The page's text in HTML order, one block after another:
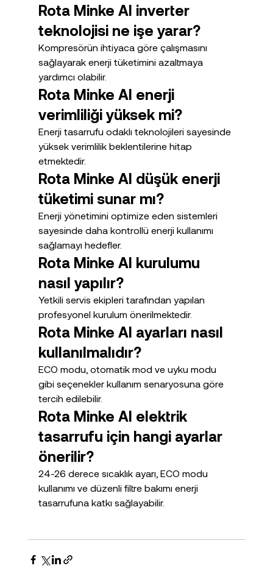
Rota Minke AI inverter
teknolojisi ne işe yarar?
Kompresörün ihtiyaca göre çalışmasını
sağlayarak enerji tüketimini azaltmaya
yardımcı olabilir.
Rota Minke AI enerji
verimliliği yüksek mi?
Enerji tasarrufu odaklı teknolojileri sayesinde
yüksek verimlilik beklentilerine hitap
etmektedir.
Rota Minke AI düşük enerji
tüketimi sunar mı?
Enerji yönetimini optimize eden sistemleri
sayesinde daha kontrollü enerji kullanımı
sağlamayı hedefler.
Rota Minke AI kurulumu
nasıl yapılır?
Yetkili servis ekipleri tarafından yapılan
profesyonel kurulum önerilmektedir.
Rota Minke AI ayarları nasıl
kullanılmalıdır?
ECO modu, otomatik mod ve uyku modu
gibi seçenekler kullanım senaryosuna göre
tercih edilebilir.
Rota Minke AI elektrik
tasarrufu için hangi ayarlar
önerilir?
24-26 derece sıcaklık ayarı, ECO modu
kullanımı ve düzenli filtre bakımı enerji
tasarrufuna katkı sağlayabilir.